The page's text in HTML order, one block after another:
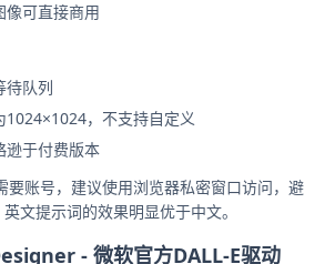
像可直接商用
待队列
1024×1024，不支持自定义
逊于付费版本
要账号，建议使用浏览器私密窗口访问，避
文提示词的效果明显优于中文。
- 微软官方DALL-E驱动